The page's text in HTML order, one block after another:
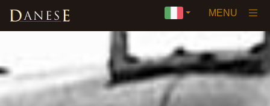
MENU
×